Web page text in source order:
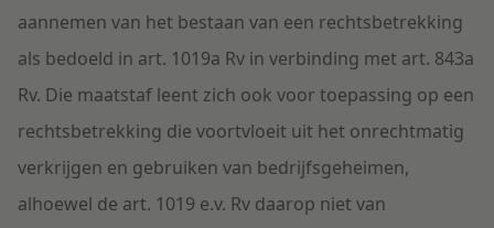
aannemen van het bestaan van een rechtsbetrekking
als bedoeld in art. 1019a Rv in verbinding met art. 843a
Rv. Die maatstaf leent zich ook voor toepassing op een
rechtsbetrekking die voortvloeit uit het onrechtmatig
verkrijgen en gebruiken van bedrijfsgeheimen,
alhoewel de art. 1019 e.v. Rv daarop niet van